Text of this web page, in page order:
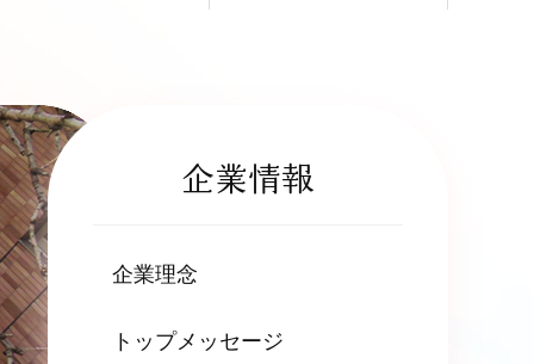
企業情報
企業理念
トップメッセージ